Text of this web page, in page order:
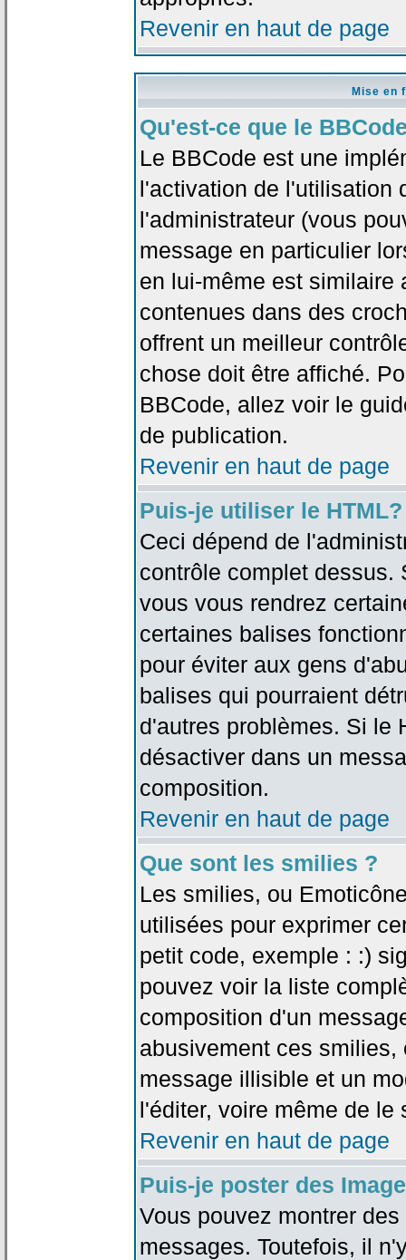
Revenir en haut de page
Mise en
Qu'est-ce que le
Le BBCode est une
l'activation de l'utilisation
l'administrateur (vous
message en particulier
en lui-même est similaire
contenues dans des
offrent un meilleur
chose doit être affiché.
BBCode, allez voir le
de publication.
Revenir en haut de page
Puis-je utiliser le HTML?
Ceci dépend de
contrôle complet dessus.
vous vous rendrez
certaines balises
pour éviter aux gens
balises qui pourraient
d'autres problèmes. Si le
désactiver dans un
composition.
Revenir en haut de page
Que sont les smilies ?
Les smilies, ou
utilisées pour exprimer
petit code, exemple : :)
pouvez voir la liste
composition d'un
abusivement ces
message illisible et un
l'éditer, voire même de le
Revenir en haut de page
Puis-je poster des
Vous pouvez montrer
messages. Toutefois, il